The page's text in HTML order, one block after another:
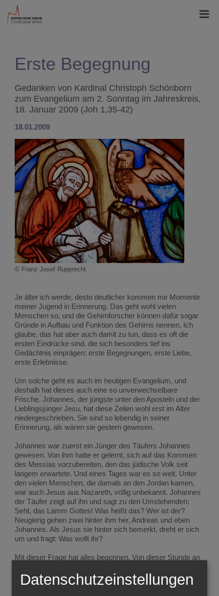
Erste Begegnung
Gedanken von Kardinal Christoph Schönborn
zum Evangelium am 2. Sonntag im Jahreskreis,
18. Januar 2009 (Joh 1,35-42)
18.01.2009
© Franz Josef Rupprecht
Je älter ich werde, desto deutlicher kommen mir Momente
meiner Jugend in Erinnerung. Das geht wohl vielen
Menschen so, und die Gehirnforscher können dafür sogar
Gründe in Aufbau und Funktion des Gehirns nennen. Ich
glaube, das hat aber auch damit zu tun, dass es oft die
ersten Eindrücke sind, die sich besonders tief ins
Gedächtnis einprägen: erste Begegnungen, erste Liebe,
erste Erlebnisse.
Um solche geht es auch im heutigen Evangelium, und
deshalb hat dieses auch eine so unverwechselbare
Frische. Johannes, der jüngste unter den Aposteln und der
Lieblingsjünger Jesu, hat diese Zeilen wohl erst im Alter
niedergeschrieben. Sie sind so lebendig in seiner
Erinnerung, als wären sie gestern gewesen.
Johannes war zuerst ein Jünger des Täufers Johannes
gewesen. Von ihm hatte er gelernt, sich auf das Kommen
des Messias vorzubereiten, den das jüdische Volk seit
langem erwartete. Und eines Tages war es so weit. Unter
den vielen Menschen, die damals an den Jordan kamen,
war auch Jesus aus Nazareth, völlig unbekannt. Johannes
der Täufer zeigt auf ihn und sagt zu den Umstehenden:
Seht, das Lamm Gottes! Was heißt das? Wer ist der?
Neugierig gehen zwei hinter ihm her, Andreas und eben
Johannes. Als Jesus sie hinter sich bemerkt, dreht er sich
um und fragt: Was wollt ihr?
Mit dieser Frage hat alles begonnen. Von dieser Stunde an
bestimmt. Jesus wurde die Mitte ihres Lebens. Wie sollte
der alte Apostel sich nicht an diesen ersten Moment für
Datenschutzeinstellungen